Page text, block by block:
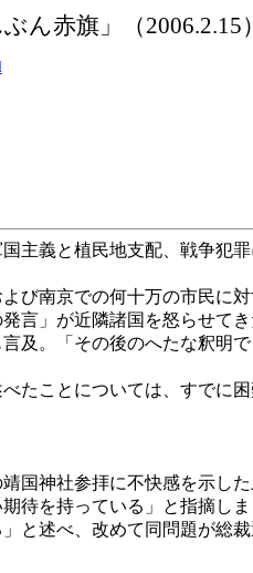
ん赤旗」（2006.2.15）
主義と植民地支配、戦争犯
び南京での何十万の市民に
言」が近隣諸国を怒らせてき
。「その後のへたな釈明で
たことについては、すでに
国神社参拝に不快感を示し
待を持っている」と指摘しま
と述べ、改めて同問題が総